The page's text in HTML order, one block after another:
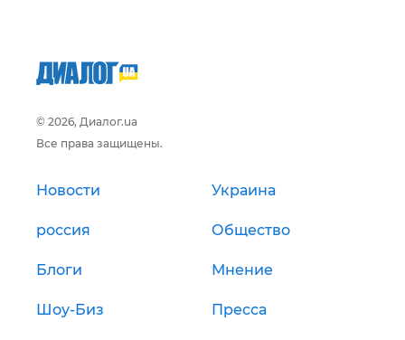
© 2026, Диалог.ua
Все права защищены.
Новости Украина
россия Общество
Блоги Мнение
Шоу-Биз Пресса